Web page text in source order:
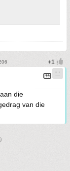
die
van die